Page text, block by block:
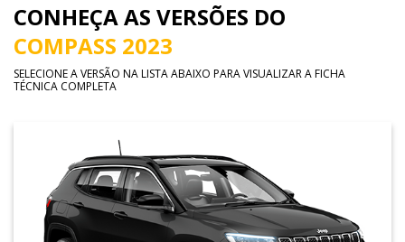
CONHEÇA AS VERSÕES DO
COMPASS 2023
SELECIONE A VERSÃO NA LISTA ABAIXO PARA VISUALIZAR A FICHA
TÉCNICA COMPLETA